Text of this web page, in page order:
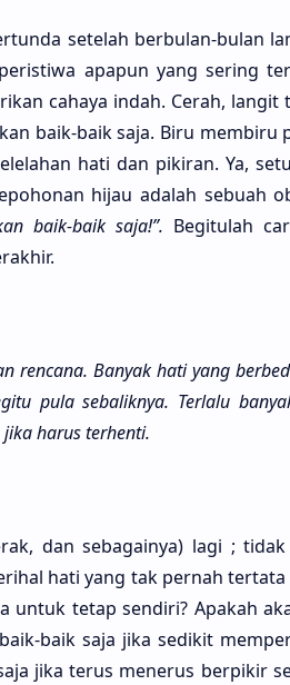
sete­lah berbu­lan-bulan
apa­pun yang sering
caha­ya indah. Cerah, langit
baik-baik saja. Biru membi­ru
hati dan piki­ran. Ya,
hijau ada­lah sebu­ah
baik-baik saja!”. Begitu­lah
renca­na. Banyak hati yang
pula sebalik­nya. Terla­lu
harus terhen­ti.
dan sebagainya) lagi ;
hati yang tak pernah tertata
untuk tetap sendiri? Apakah
baik saja jika sedikit
jika terus menerus berpikir